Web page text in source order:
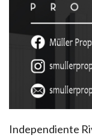
Independiente